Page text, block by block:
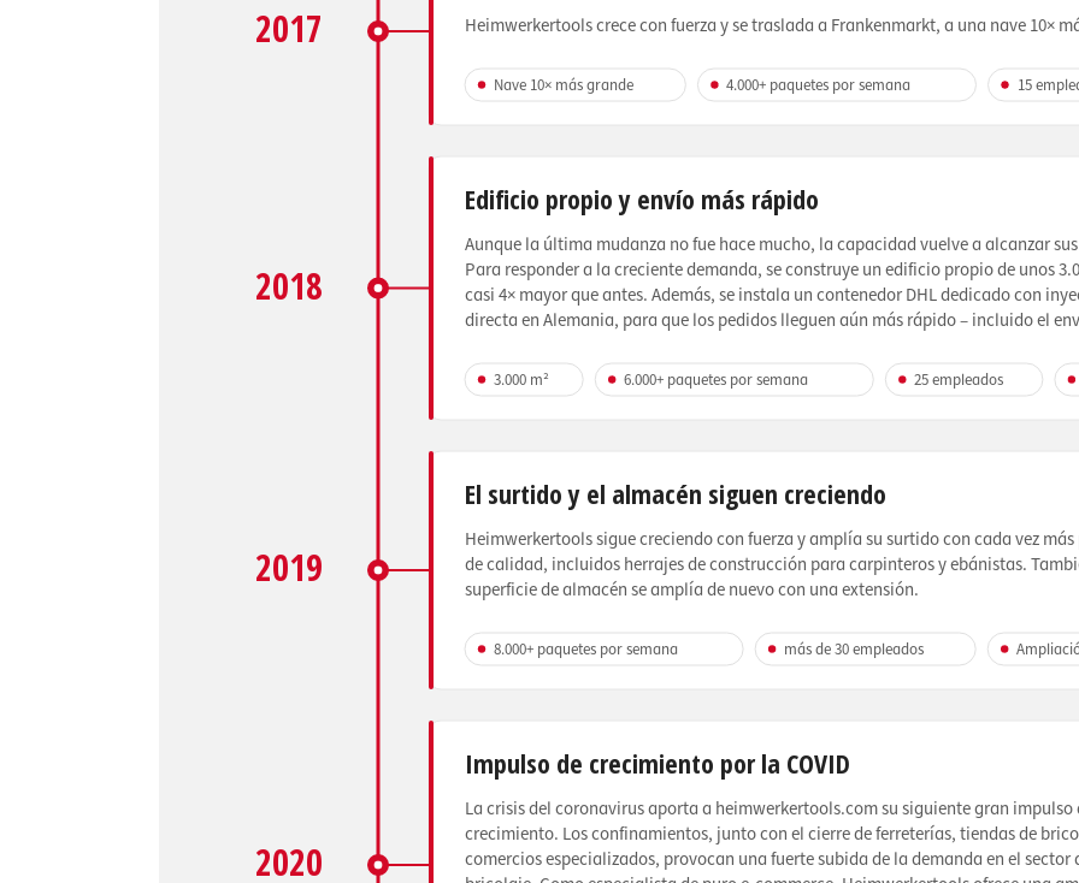
2017 Heimwerkertools crece con fuerza y se traslada a Frankenmarkt, a una nave 10×
Nave 10× más grande 4.000+ paquetes por semana 15
2018
Edificio propio y envío más rápido
Aunque la última mudanza no fue hace mucho, la capacidad vuelve a alcanzar
Para responder a la creciente demanda, se construye un edificio propio de unos
casi 4× mayor que antes. Además, se instala un contenedor DHL dedicado con
directa en Alemania, para que los pedidos lleguen aún más rápido – incluido el
3.000 m² 6.000+ paquetes por semana 25 empleados
2019
El surtido y el almacén siguen creciendo
Heimwerkertools sigue creciendo con fuerza y amplía su surtido con cada vez
de calidad, incluidos herrajes de construcción para carpinteros y ebánistas.
superficie de almacén se amplía de nuevo con una extensión.
8.000+ paquetes por semana más de 30 empleados
2020
Impulso de crecimiento por la COVID
La crisis del coronavirus aporta a heimwerkertools.com su siguiente gran impulso
crecimiento. Los confinamientos, junto con el cierre de ferreterías, tiendas de
comercios especializados, provocan una fuerte subida de la demanda en el sector